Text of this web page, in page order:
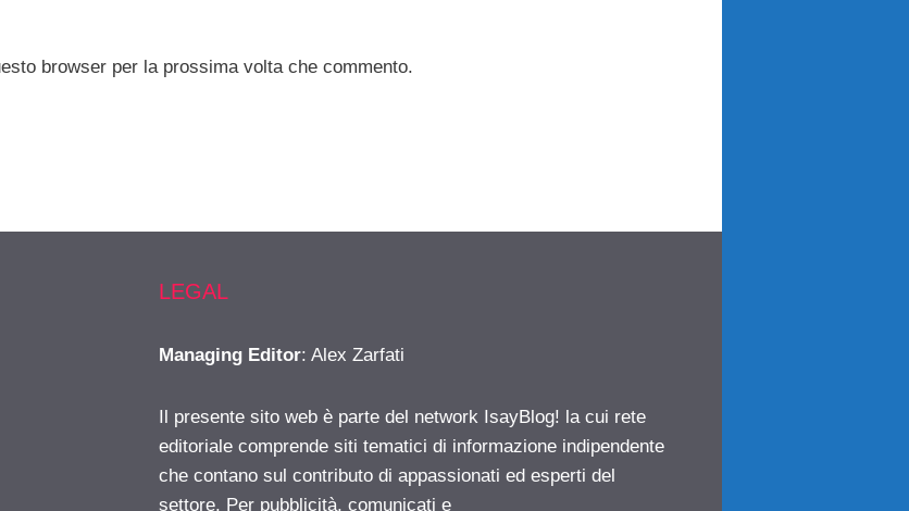
browser per la prossima volta che commento.
LEGAL
Managing Editor: Alex Zarfati
Il presente sito web è parte del network IsayBlog! la cui rete
editoriale comprende siti tematici di informazione indipendente
che contano sul contributo di appassionati ed esperti del
settore. Per pubblicità, comunicati e